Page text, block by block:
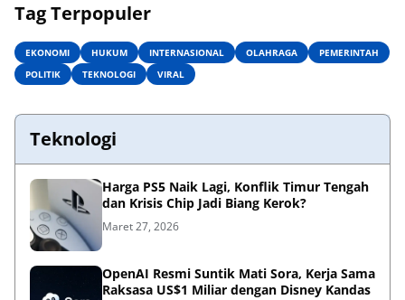
Tag Terpopuler
EKONOMI HUKUM INTERNASIONAL OLAHRAGA
PEMERINTAH
POLITIK
TEKNOLOGI VIRAL
Teknologi
Harga PS5 Naik Lagi, Konflik Timur Tengah
dan Krisis Chip Jadi Biang Kerok?
Maret 27, 2026
OpenAI Resmi Suntik Mati Sora, Kerja Sama
Raksasa US$1 Miliar dengan Disney Kandas